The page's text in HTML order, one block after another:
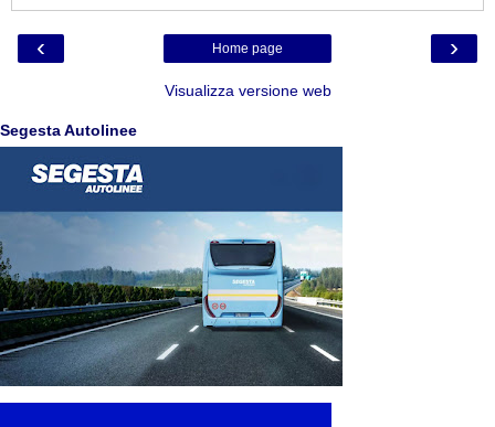
‹ ›
Home page
Visualizza versione web
Segesta Autolinee